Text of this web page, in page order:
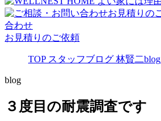
合わせ
お見積りのご依頼
TOP スタッフブログ 林賢二blog
blog
３度目の耐震調査です